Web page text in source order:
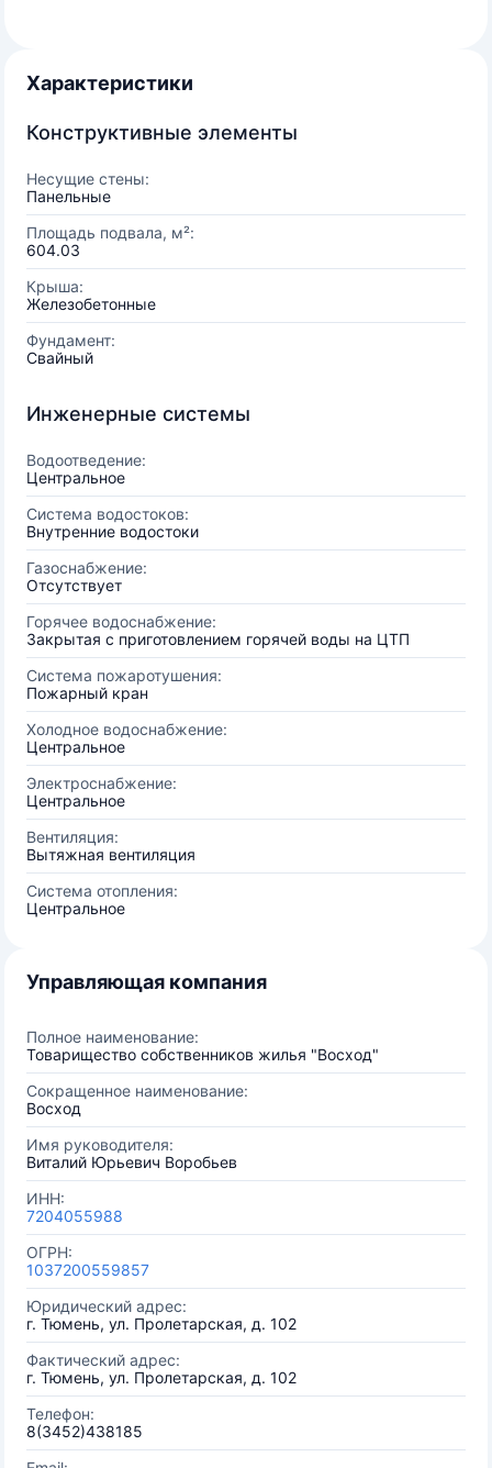
Характеристики
Конструктивные элементы
Несущие стены:
Панельные
Площадь подвала, м²:
604.03
Крыша:
Железобетонные
Фундамент:
Свайный
Инженерные системы
Водоотведение:
Центральное
Система водостоков:
Внутренние водостоки
Газоснабжение:
Отсутствует
Горячее водоснабжение:
Закрытая с приготовлением горячей воды на ЦТП
Система пожаротушения:
Пожарный кран
Холодное водоснабжение:
Центральное
Электроснабжение:
Центральное
Вентиляция:
Вытяжная вентиляция
Система отопления:
Центральное
Управляющая компания
Полное наименование:
Товарищество собственников жилья "Восход"
Сокращенное наименование:
Восход
Имя руководителя:
Виталий Юрьевич Воробьев
ИНН:
7204055988
ОГРН:
1037200559857
Юридический адрес:
г. Тюмень, ул. Пролетарская, д. 102
Фактический адрес:
г. Тюмень, ул. Пролетарская, д. 102
Телефон:
8(3452)438185